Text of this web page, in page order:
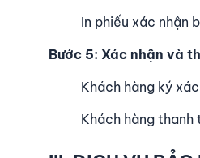
In phiếu xác nhận
Bước 5: Xác nhận và
Khách hàng ký
Khách hàng